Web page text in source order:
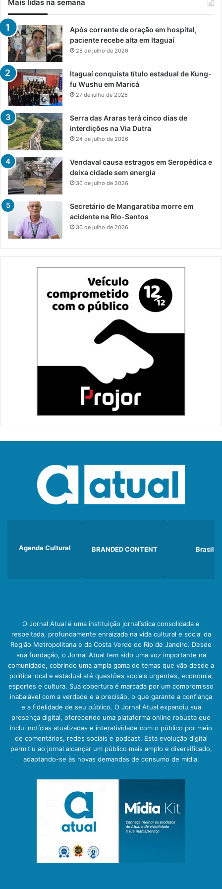
Mais lidas na semana
Após corrente de oração em hospital,
paciente recebe alta em Itaguaí
28 de julho de 2026
Itaguaí conquista título estadual de Kung-
fu Wushu em Maricá
27 de julho de 2026
Serra das Araras terá cinco dias de
interdições na Via Dutra
24 de julho de 2026
Vendaval causa estragos em Seropédica e
deixa cidade sem energia
30 de julho de 2026
Secretário de Mangaratiba morre em
acidente na Rio-Santos
30 de julho de 2026
Agenda Cultural BRANDED CONTENT Brasil
O Jornal Atual é uma instituição jornalística consolidada e
respeitada, profundamente enraizada na vida cultural e social da
Região Metropolitana e da Costa Verde do Rio de Janeiro. Desde
sua fundação, o Jornal Atual tem sido uma voz importante na
comunidade, cobrindo uma ampla gama de temas que vão desde a
política local e estadual até questões sociais urgentes, economia,
esportes e cultura. Sua cobertura é marcada por um compromisso
inabalável com a verdade e a precisão, o que garante a confiança
e a fidelidade de seu público. O Jornal Atual expandiu sua
presença digital, oferecendo uma plataforma online robusta que
inclui notícias atualizadas e interatividade com o público por meio
de comentários, redes sociais e podcast. Esta evolução digital
permitiu ao jornal alcançar um público mais amplo e diversificado,
adaptando-se às novas demandas de consumo de mídia.